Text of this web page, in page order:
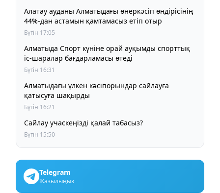
Алатау ауданы Алматыдағы өнеркәсіп өндірісінің
44%-дан астамын қамтамасыз етіп отыр
Бүгін 17:05
Алматыда Спорт күніне орай ауқымды спорттық
іс-шаралар бағдарламасы өтеді
Бүгін 16:31
Алматыдағы үлкен кәсіпорындар сайлауға
қатысуға шақырды
Бүгін 16:21
Сайлау учаскеңізді қалай табасыз?
Бүгін 15:50
Telegram
Жазылыңыз